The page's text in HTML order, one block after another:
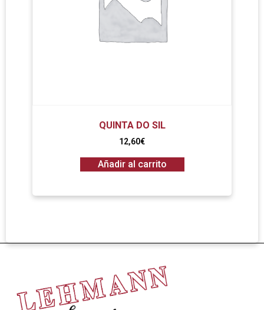
QUINTA DO SIL
12,60€
Añadir al carrito